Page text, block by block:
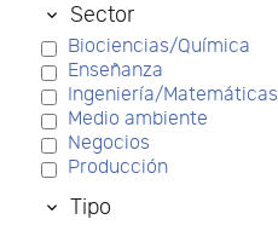
Sector
Biociencias/Química
Enseñanza
Ingeniería/Matemáticas
Medio ambiente
Negocios
Producción
Tipo